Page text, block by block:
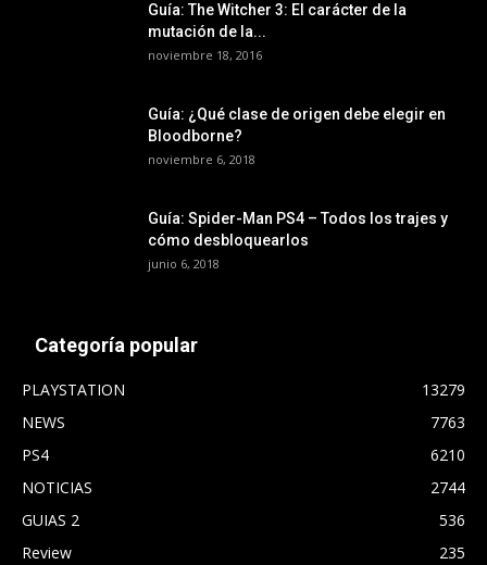
Guía: The Witcher 3: El carácter de la
mutación de la...
noviembre 18, 2016
Guía: ¿Qué clase de origen debe elegir en
Bloodborne?
noviembre 6, 2018
Guía: Spider-Man PS4 – Todos los trajes y
cómo desbloquearlos
junio 6, 2018
Categoría popular
PLAYSTATION
13279
NEWS
7763
PS4
6210
NOTICIAS
2744
GUIAS 2
536
Review
235